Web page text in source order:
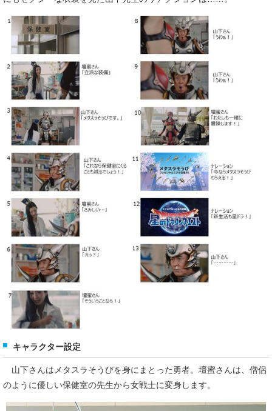
キャラクター設定
山下さんはメタスラそうびを身にまとった勇者。壇蜜さんは、僧侶
のように優しい保健室の先生から女戦士に変身します。